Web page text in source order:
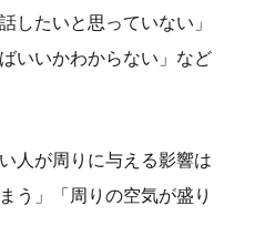
したいと思っていない」
いいかわからない」など
人が周りに与える影響は
う」「周りの空気が盛り